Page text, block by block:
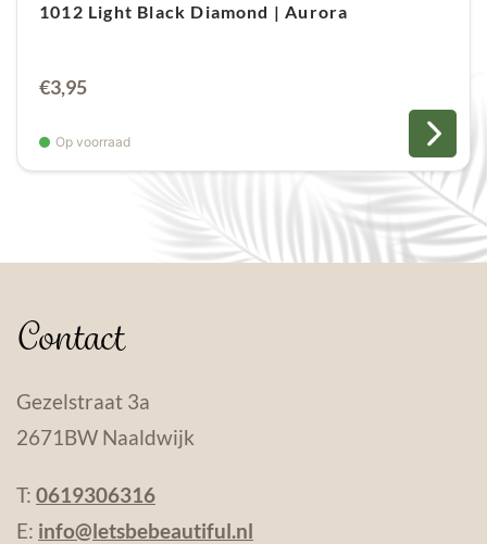
1012 Light Black Diamond | Aurora
€3,95
Op voorraad
Contact
Gezelstraat 3a
2671BW Naaldwijk
T: 0619306316
E: info@letsbebeautiful.nl